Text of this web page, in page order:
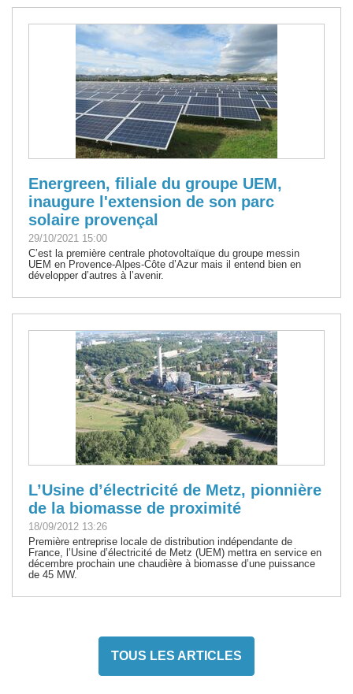
Energreen, filiale du groupe UEM,
inaugure l'extension de son parc
solaire provençal
29/10/2021 15:00
C’est la première centrale photovoltaïque du groupe messin
UEM en Provence-Alpes-Côte d’Azur mais il entend bien en
développer d’autres à l’avenir.
L’Usine d’électricité de Metz, pionnière
de la biomasse de proximité
18/09/2012 13:26
Première entreprise locale de distribution indépendante de
France, l’Usine d’électricité de Metz (UEM) mettra en service en
décembre prochain une chaudière à biomasse d’une puissance
de 45 MW.
TOUS LES ARTICLES